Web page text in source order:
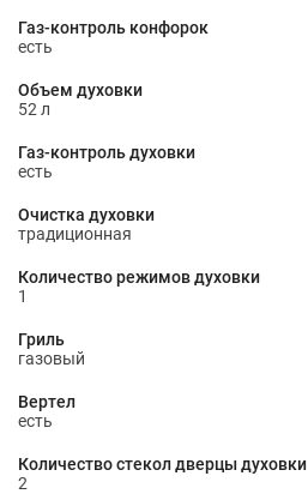
Газ-контроль конфорок
есть
Объем духовки
52 л
Газ-контроль духовки
есть
Очистка духовки
традиционная
Количество режимов духовки
1
Гриль
газовый
Вертел
есть
Количество стекол дверцы духовки
2